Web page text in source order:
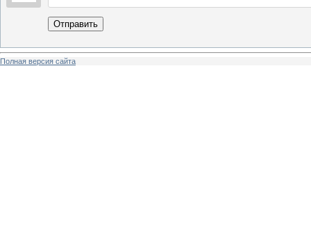
Отправить
Полная версия сайта